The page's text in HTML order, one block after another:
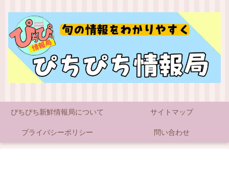
ぴちぴち新鮮情報局について サイトマップ
プライバシーポリシー 問い合わせ